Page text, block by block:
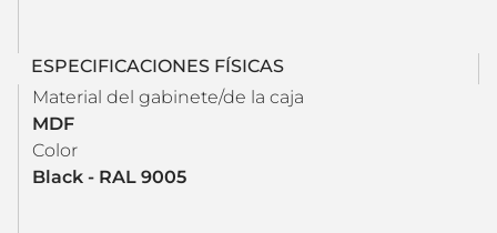
ESPECIFICACIONES FÍSICAS
Material del gabinete/de la caja
MDF
Color
Black - RAL 9005